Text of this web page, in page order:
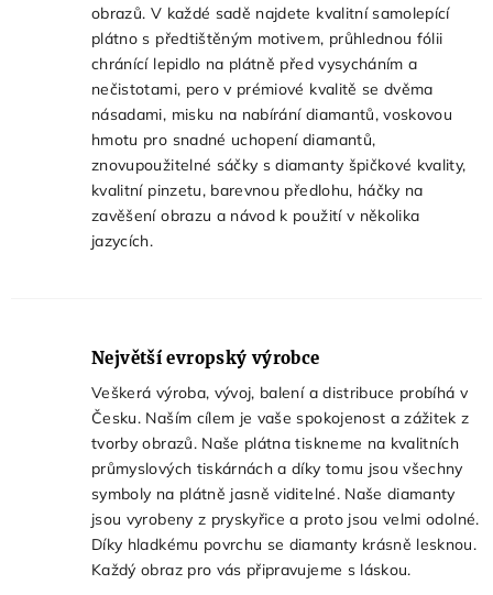
obrazů. V každé sadě najdete kvalitní samolepící
plátno s předtištěným motivem, průhlednou fólii
chránící lepidlo na plátně před vysycháním a
nečistotami, pero v prémiové kvalitě se dvěma
násadami, misku na nabírání diamantů, voskovou
hmotu pro snadné uchopení diamantů,
znovupoužitelné sáčky s diamanty špičkové kvality,
kvalitní pinzetu, barevnou předlohu, háčky na
zavěšení obrazu a návod k použití v několika
jazycích.
Největší evropský výrobce
Veškerá výroba, vývoj, balení a distribuce probíhá v
Česku. Naším cílem je vaše spokojenost a zážitek z
tvorby obrazů. Naše plátna tiskneme na kvalitních
průmyslových tiskárnách a díky tomu jsou všechny
symboly na plátně jasně viditelné. Naše diamanty
jsou vyrobeny z pryskyřice a proto jsou velmi odolné.
Díky hladkému povrchu se diamanty krásně lesknou.
Každý obraz pro vás připravujeme s láskou.